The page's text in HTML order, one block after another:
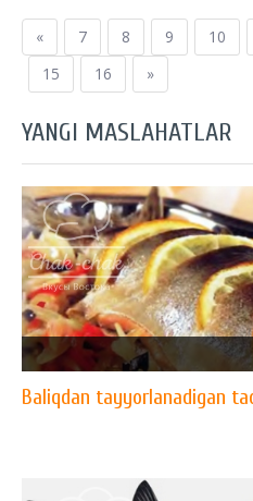
« 7 8 9 10
15
16 »
YANGI MASLAHATLAR
Baliqdan tayyorlanadigan